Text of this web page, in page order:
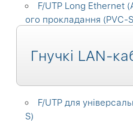
F/UTP Long Ethernet
ого прокладання (PVC-
Гнучкі LAN-
F/UTP для
S)